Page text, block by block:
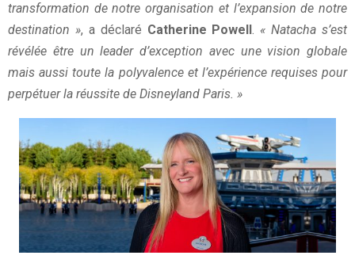
transformation de notre organisation et l’expansion de notre
destination », a déclaré Catherine Powell. « Natacha s’est
révélée être un leader d’exception avec une vision globale
mais aussi toute la polyvalence et l’expérience requises pour
perpétuer la réussite de Disneyland Paris. »